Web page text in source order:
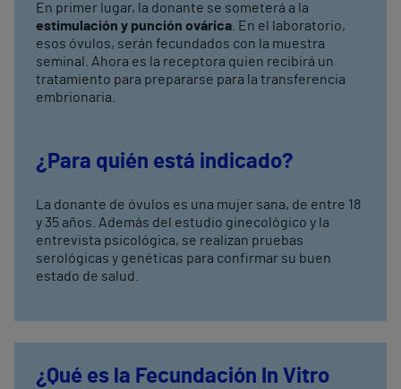
En primer lugar, la donante se someterá a la
estimulación y punción ovárica. En el laboratorio,
esos óvulos, serán fecundados con la muestra
seminal. Ahora es la receptora quien recibirá un
tratamiento para prepararse para la transferencia
embrionaria.
¿Para quién está indicado?
La donante de óvulos es una mujer sana, de entre 18
y 35 años. Además del estudio ginecológico y la
entrevista psicológica, se realizan pruebas
serológicas y genéticas para confirmar su buen
estado de salud.
¿Qué es la Fecundación In Vitro